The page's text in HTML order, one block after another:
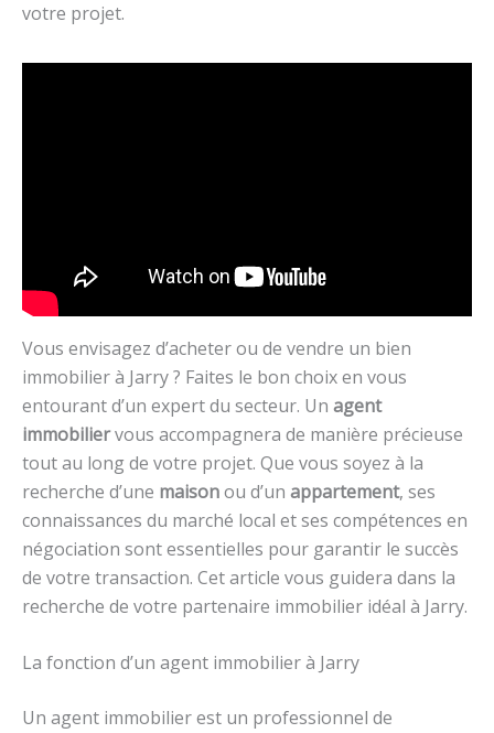
votre projet.
Vous envisagez d’acheter ou de vendre un bien
immobilier à Jarry ? Faites le bon choix en vous
entourant d’un expert du secteur. Un agent
immobiliervous accompagnera de manière précieuse
tout au long de votre projet. Que vous soyez à la
recherche d’une maisonou d’un appartement, ses
connaissances du marché local et ses compétences en
négociation sont essentielles pour garantir le succès
de votre transaction. Cet article vous guidera dans la
recherche de votre partenaire immobilier idéal à Jarry.
La fonction d’un agent immobilier à Jarry
Un agent immobilier est un professionnel de